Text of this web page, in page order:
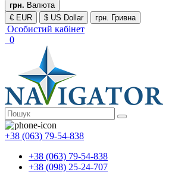
грн. Валюта
€ EUR
$ US Dollar грн. Гривна
Особистий кабінет
0
+38 (063) 79-54-838
+38 (063) 79-54-838
+38 (098) 25-24-707